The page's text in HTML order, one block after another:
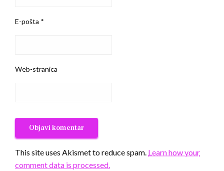
E-pošta *
Web-stranica
This site uses Akismet to reduce spam. Learn how your
comment data is processed.